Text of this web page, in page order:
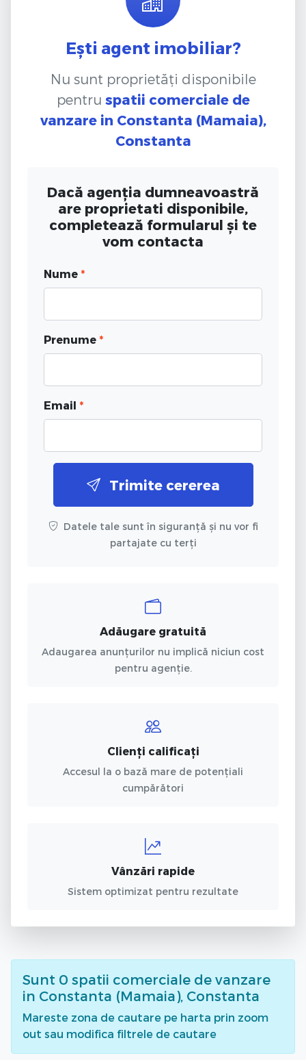
Ești agent imobiliar?
Nu sunt proprietăți disponibile
pentru spatii comerciale de
vanzare in Constanta (Mamaia),
Constanta
Dacă agenția dumneavoastră
are proprietati disponibile,
completează formularul și te
vom contacta
Nume *
Prenume *
Email *
Trimite cererea
Datele tale sunt în siguranță și nu vor fi
partajate cu terți
Adăugare gratuită
Adaugarea anunțurilor nu implică niciun cost
pentru agenție.
Clienți calificați
Accesul la o bază mare de potențiali
cumpărători
Vânzări rapide
Sistem optimizat pentru rezultate
Sunt 0 spatii comerciale de vanzare
in Constanta (Mamaia), Constanta
Mareste zona de cautare pe harta prin zoom
out sau modifica filtrele de cautare